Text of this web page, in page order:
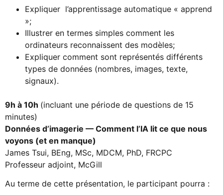
Expliquer l’apprentissage automatique « apprend
»;
Illustrer en termes simples comment les
ordinateurs reconnaissent des modèles;
Expliquer comment sont représentés différents
types de données (nombres, images, texte,
signaux).
9h à 10h (incluant une période de questions de 15
minutes)
Données d’imagerie — Comment l’IA lit ce que nous
voyons (et en manque)
James Tsui, BEng, MSc, MDCM, PhD, FRCPC
Professeur adjoint, McGill
Au terme de cette présentation, le participant pourra :